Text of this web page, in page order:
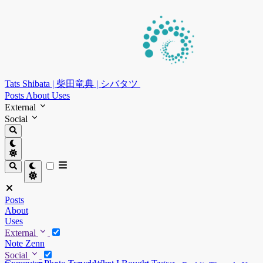
Tats Shibata | 柴田竜典 | シバタツ
Posts About Uses
External
Social
Posts
About
Uses
External
Note Zenn
Social